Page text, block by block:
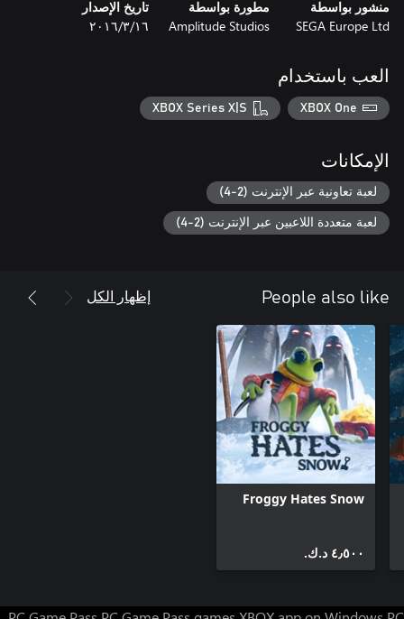
منشور بواسطة
SEGA Europe Ltd
مطورة بواسطة
Amplitude Studios
تاريخ الإصدار
١٦‏/٣‏/٢٠١٦
العب باستخدام
XBOX One
XBOX Series X|S
الإمكانات
لعبة تعاونية عبر الإنترنت (2-4)
لعبة متعددة اللاعبين عبر الإنترنت (2-4)
People also like إظهار الكل
Froggy Hates Snow
٤٫٥٠٠ د.ك.‏